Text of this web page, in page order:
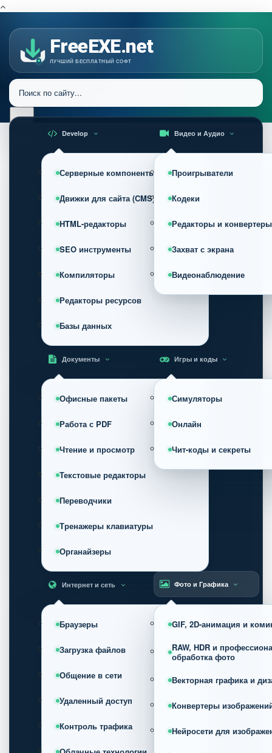
FreeEXE.net
ЛУЧШИЙ БЕСПЛАТНЫЙ СОФТ
Develop
Серверные компоненты
Движки для сайта (CMS)
HTML-редакторы
SEO инструменты
Компиляторы
Редакторы ресурсов
Базы данных
Видео и Аудио
Проигрыватели
Кодеки
Редакторы и конвертеры
Захват с экрана
Видеонаблюдение
Документы
Офисные пакеты
Работа с PDF
Чтение и просмотр
Текстовые редакторы
Переводчики
Тренажеры клавиатуры
Органайзеры
Игры и коды
Симуляторы
Онлайн
Чит-коды и секреты
Интернет и сеть
Браузеры
Загрузка файлов
Общение в сети
Удаленный доступ
Контроль трафика
Фото и Графика
GIF, 2D-анимация и
RAW, HDR и
обработка фото
Векторная графика и
Конвертеры
Нейросети для